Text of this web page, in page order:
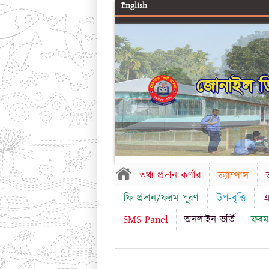
English
জোনাইল
তথ্য প্রদান কর্ণার ক্যাম্পাস
ফি প্রদান/ফরম পূরণ
উপ-বৃত্তি
SMS Panel
অনলাইন ভর্তি